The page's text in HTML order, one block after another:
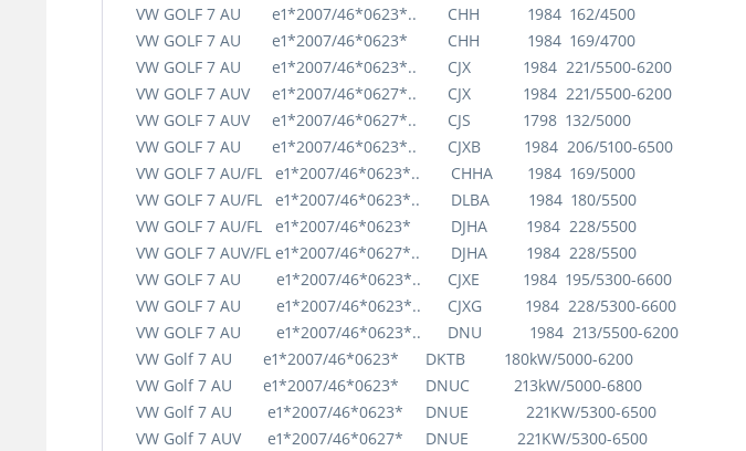
VW GOLF 7 AU e1*2007/46*0623*.. CHH 1984 162/4500
VW GOLF 7 AU e1*2007/46*0623* CHH 1984 169/4700
VW GOLF 7 AU e1*2007/46*0623*.. CJX 1984 221/5500-6200
VW GOLF 7 AUV e1*2007/46*0627*.. CJX 1984 221/5500-6200
VW GOLF 7 AUV e1*2007/46*0627*.. CJS 1798 132/5000
VW GOLF 7 AU e1*2007/46*0623*.. CJXB 1984 206/5100-6500
VW GOLF 7 AU/FL e1*2007/46*0623*.. CHHA 1984 169/5000
VW GOLF 7 AU/FL e1*2007/46*0623*.. DLBA 1984 180/5500
VW GOLF 7 AU/FL e1*2007/46*0623* DJHA 1984 228/5500
VW GOLF 7 AUV/FL e1*2007/46*0627*.. DJHA 1984 228/5500
VW GOLF 7 AU e1*2007/46*0623*.. CJXE 1984 195/5300-6600
VW GOLF 7 AU e1*2007/46*0623*.. CJXG 1984 228/5300-6600
VW GOLF 7 AU e1*2007/46*0623*.. DNU 1984 213/5500-6200
VW Golf 7 AU e1*2007/46*0623* DKTB 180kW/5000-6200
VW Golf 7 AU e1*2007/46*0623* DNUC 213kW/5000-6800
VW Golf 7 AU e1*2007/46*0623* DNUE 221KW/5300-6500
VW Golf 7 AUV e1*2007/46*0627* DNUE 221KW/5300-6500